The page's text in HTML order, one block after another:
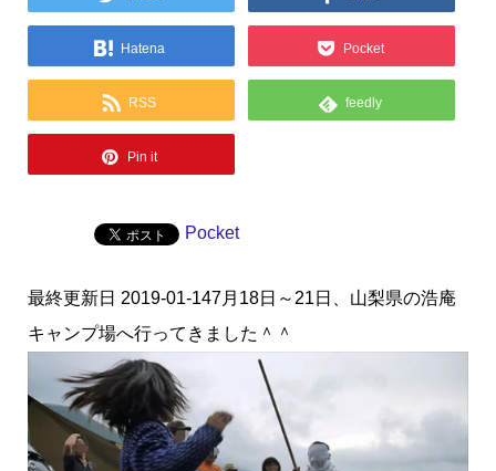
Hatena Pocket
RSS feedly
Pin it
Pocket
最終更新日 2019-01-147月18日～21日、山梨県の浩庵
キャンプ場へ行ってきました＾＾